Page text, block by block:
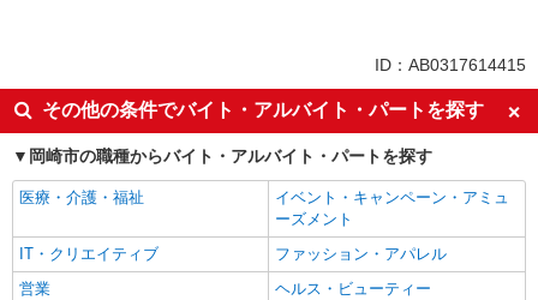
ID：AB0317614415
その他の条件でバイト・アルバイト・パートを探す
岡崎市の職種からバイト・アルバイト・パートを探す
医療・介護・福祉
イベント・キャンペーン・アミュ
ーズメント
IT・クリエイティブ
ファッション・アパレル
営業
ヘルス・ビューティー